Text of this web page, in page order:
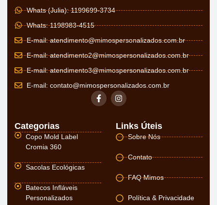
Whats (Julia): 1199699-3734
Whats: 1198983-4515
E-mail:atendimento@mimospersonalizados.com.br
E-mail:atendimento2@mimospersonalizados.com.br
E-mail:atendimento3@mimospersonalizados.com.br
E-mail: contato@mimospersonalizados.com.br
Categorias
Copo Mold Label
Cromia 360
Sacolas Ecológicas
Batecos Infláveis
Personalizados
Links Úteis
Sobre Nós
Contato
FAQ Mimos
Política & Privacidade